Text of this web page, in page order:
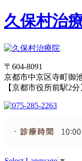
久保村治
〒604-8091
京都市中京区寺町御
【京都市役所前駅2分